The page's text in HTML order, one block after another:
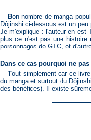
Bon nombre de manga populaires ont leurs lots de Dôjinshi, et GTO ne fait pas exception à la règle, même si le
Dôjinshi ci-dessous est un peu
Je m'explique : l'auteur en est
plus ce n'est pas une histoire
personnages de GTO, et
Dans ce cas pourquoi ne
Tout simplement car ce livre n'a pas d'éditeur à proprement parler, il a été présenté au Comicket (salon japonais
du manga et surtout du
des bénéfices). Il existe